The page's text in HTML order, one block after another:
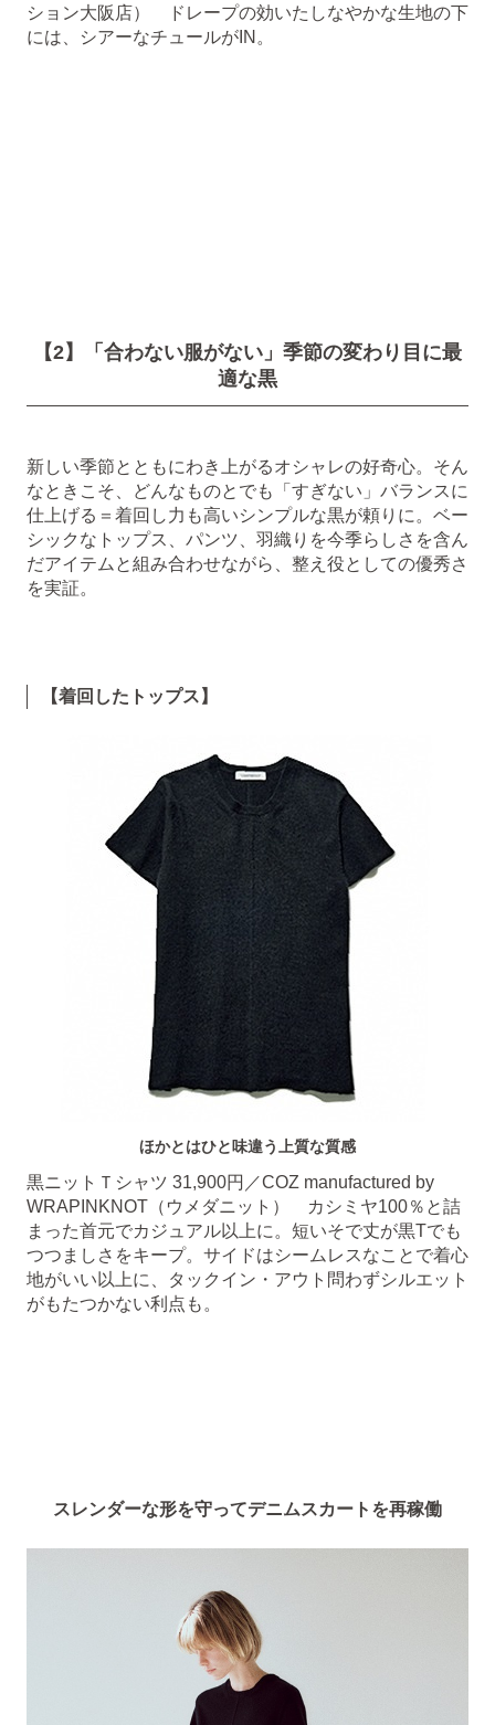
ション大阪店） ドレープの効いたしなやかな生地の下
には、シアーなチュールがIN。
【2】「合わない服がない」季節の変わり目に最
適な黒
新しい季節とともにわき上がるオシャレの好奇心。そん
なときこそ、どんなものとでも「すぎない」バランスに
仕上げる＝着回し力も高いシンプルな黒が頼りに。ベー
シックなトップス、パンツ、羽織りを今季らしさを含ん
だアイテムと組み合わせながら、整え役としての優秀さ
を実証。
【着回したトップス】
ほかとはひと味違う上質な質感
黒ニットＴシャツ 31,900円／COZ manufactured by
WRAPINKNOT（ウメダニット） カシミヤ100％と詰
まった首元でカジュアル以上に。短いそで丈が黒Tでも
つつましさをキープ。サイドはシームレスなことで着心
地がいい以上に、タックイン・アウト問わずシルエット
がもたつかない利点も。
スレンダーな形を守ってデニムスカートを再稼働